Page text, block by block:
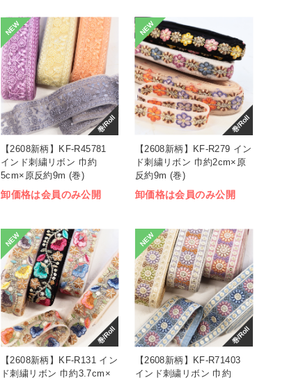
NEW
巻/Roll
【2608新柄】KF-R45781
インド刺繍リボン 巾約
5cm×原反約9m (巻)
卸価格は会員のみ公開
巻/Roll
NEW
【2608新柄】KF-R279 イン
ド刺繍リボン 巾約2cm×原
反約9m (巻)
卸価格は会員のみ公開
NEW
巻/Roll
【2608新柄】KF-R131 イン
ド刺繍リボン 巾約3.7cm×
NEW
巻/Roll
【2608新柄】KF-R71403
インド刺繍リボン 巾約